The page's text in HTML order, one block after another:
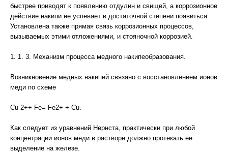
быстрее приводят к появлению отдулин и свищей, а коррозионное
действие накипи не успевает в достаточной степени появиться.
Установлена также прямая связь коррозионных процессов,
вызываемых этими отложениями, и стояночной коррозией.
1. 1. 3. Механизм процесса медного накипеобразования.
Возникновение медных накипей связано с восстановлением ионов
меди по схеме
Сu 2++ Fe= Fe2+ + Cu.
Как следует из уравнений Нернста, практически при любой
концентрации ионов меди в растворе должно протекать ее
выделение на железе.